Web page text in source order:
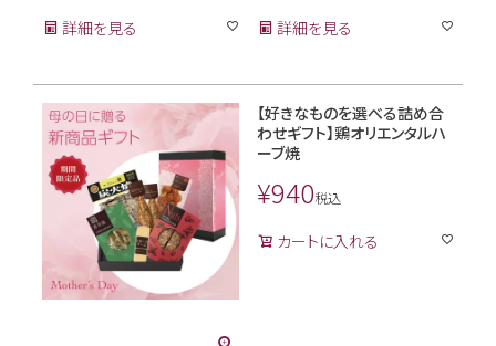
詳細を見る 詳細を見る
【好きなものを選べる詰め合
わせギフト】鶏オリエンタルハ
ーブ焼
¥940税込
カートに入れる